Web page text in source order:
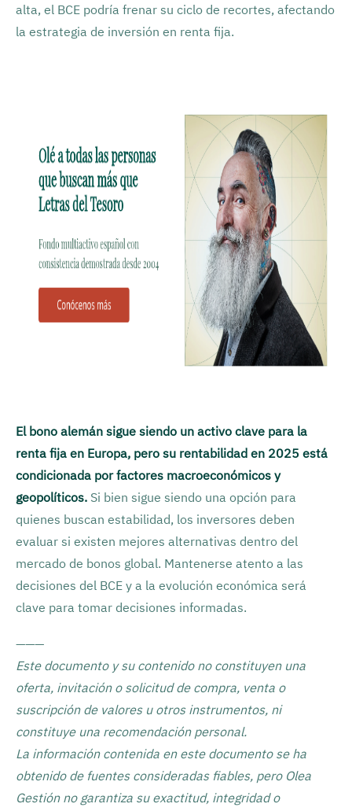
alta, el BCE podría frenar su ciclo de recortes, afectando
la estrategia de inversión en renta fija.
El bono alemán sigue siendo un activo clave para la
renta fija en Europa, pero su rentabilidad en 2025 está
condicionada por factores macroeconómicos y
geopolíticos. Si bien sigue siendo una opción para
quienes buscan estabilidad, los inversores deben
evaluar si existen mejores alternativas dentro del
mercado de bonos global. Mantenerse atento a las
decisiones del BCE y a la evolución económica será
clave para tomar decisiones informadas.
———
Este documento y su contenido no constituyen una
oferta, invitación o solicitud de compra, venta o
suscripción de valores u otros instrumentos, ni
constituye una recomendación personal.
La información contenida en este documento se ha
obtenido de fuentes consideradas fiables, pero Olea
Gestión no garantiza su exactitud, integridad o